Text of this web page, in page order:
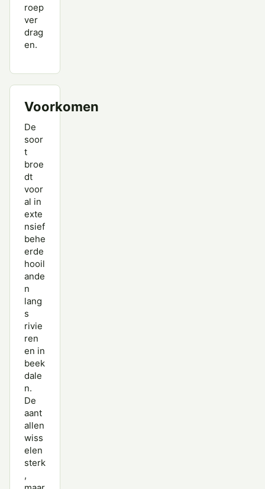
roep
ver
drag
en.
Voorkomen
De
soor
t
broe
dt
voor
al in
exte
nsief
behe
erde
hooil
ande
n
lang
s
rivie
ren
en in
beek
dale
n.
De
aant
allen
wiss
elen
sterk
,